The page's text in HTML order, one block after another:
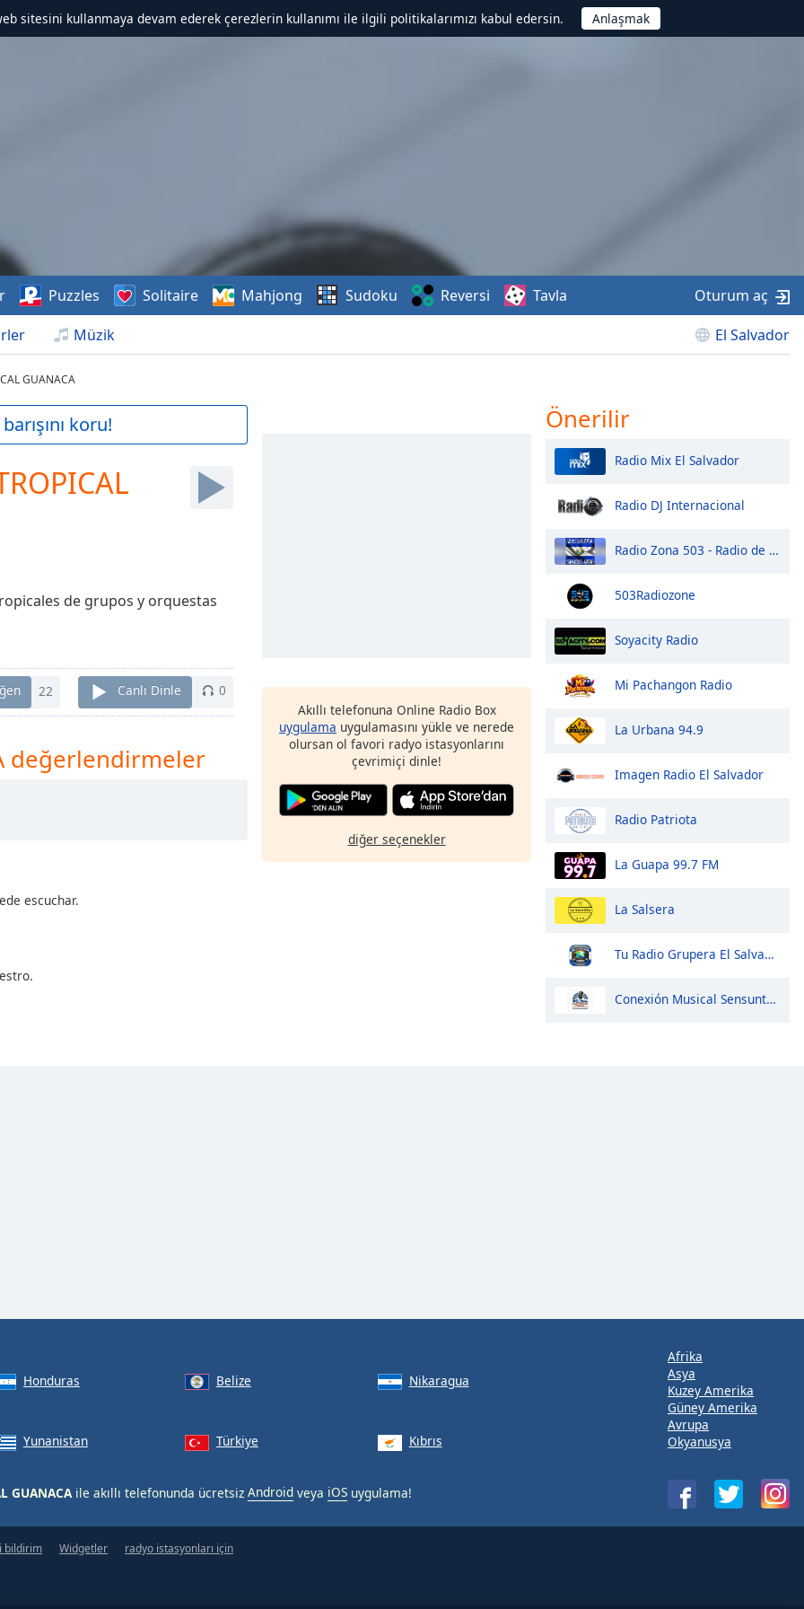
sitesini kullanmaya devam ederek çerezlerin kullanımı ile ilgili politikalarımızı kabul edersin.
Müzik El Salvador
Puzzles Solitaire Mahjong Sudoku Reversi Tavla Oturum aç
GUANACA
koru!
de grupos y orquestas
22 Canlı Dinle 0
değerlendirmeler
escuchar.
Akıllı telefonuna Online Radio Box
uygulama uygulamasını yükle ve nerede
olursan ol favori radyo istasyonlarını
çevrimiçi dinle!
diğer seçenekler
Önerilir
Radio Mix El Salvador
Radio DJ Internacional
Radio Zona 503 - Radio de EL Salvador
503Radiozone
Soyacity Radio
Mi Pachangon Radio
La Urbana 94.9
Imagen Radio El Salvador
Radio Patriota
La Guapa 99.7 FM
La Salsera
Tu Radio Grupera El Salvador
Conexión Musical Sensuntepeque
Honduras Belize Nikaragua
Yunanistan Türkiye Kıbrıs
GUANACA ile akıllı telefonunda ücretsiz Android veya iOS uygulama!
Afrika
Asya
Kuzey Amerika
Güney Amerika
Avrupa
Okyanusya
bildirim Widgetler radyo istasyonları için